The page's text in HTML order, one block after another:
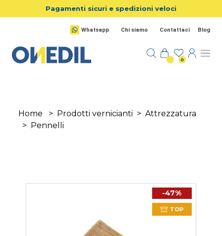
Salta al contenuto principale
Pagamenti sicuri e spedizioni veloci
Whatsapp Chi siamo Contattaci Blog
0
Home > Prodotti vernicianti > Attrezzatura
>
Pennelli
-47%
TOP